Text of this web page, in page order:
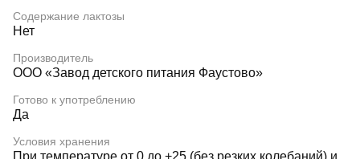
Содержание лактозы
Нет
Производитель
ООО «Завод детского питания Фаустово»
Готово к употреблению
Да
Условия хранения
При температуре от 0 до +25 (без резких колебаний) и